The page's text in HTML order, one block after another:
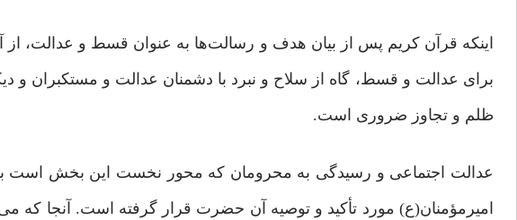
اینکه قرآن کریم پس از بیان هدف و رسالت‌ها به عنوان قسط و عدالت،
برای عدالت و قسط، گاه از سلاح و نبرد با دشمنان عدالت و مستکبران و
ظلم و تجاوز ضروری است.
عدالت اجتماعی و رسیدگی به محرومان که محور نخست این بخش است
امیرمؤمنان(ع) مورد تأکید و توصیه آن حضرت قرار گرفته است. آنجا که